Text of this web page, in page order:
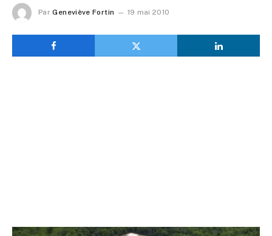
Par Geneviève Fortin 19 mai 2010